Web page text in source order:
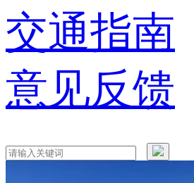
交通指南
意见反馈